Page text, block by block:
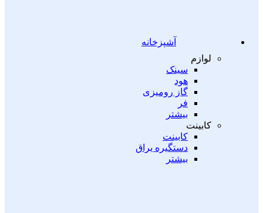
آشپزخانه
لوازم
سینک
هود
گاز رومیزی
فر
بیشتر
کابینت
کابینت
دستگیره یراق
بیشتر